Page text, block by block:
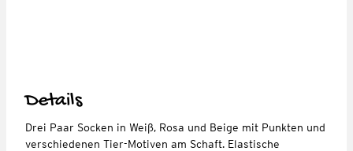
Details
Drei Paar Socken in Weiß, Rosa und Beige mit Punkten und
verschiedenen Tier-Motiven am Schaft. Elastische